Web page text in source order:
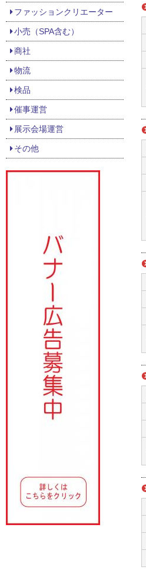
ファッションクリエーター
小売（SPA含む）
商社
物流
検品
催事運営
展示会場運営
その他